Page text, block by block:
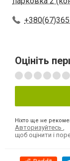
Оцініть
Ніхто ще не
Авторизуйтесь
щоб оцінити і